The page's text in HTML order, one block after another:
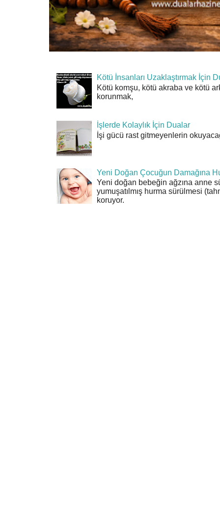
Kötü İnsanları Uzaklaştırmak İçin
Kötü komşu, kötü akraba ve kötü
korunmak,
İşlerde Kolaylık İçin Dualar
İşi gücü rast gitmeyenlerin
Yeni Doğan Çocuğun Damağına
Yeni doğan bebeğin ağzına anne
yumuşatılmış hurma sürülmesi
koruyor.